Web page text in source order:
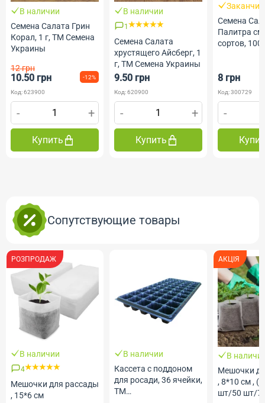
В наличии
Семена Салата Грин
Корал, 1 г, ТМ Семена
Украины
12 грн
10.50 грн -12%
Код: 623900
- +
Купить
В наличии
1
Семена Салата
хрустящего Айсберг, 1
г, ТМ Семена Украины
9.50 грн
Код: 620900
- +
Купить
Семена
Палитра
сортов,
8 грн
Код: 300729
-
Сопутствующие товары
РОЗПРОДАЖ
В наличии
4
Мешочки для рассады
, 15*6 см
В наличии
Кассета с поддоном
для росади, 36 ячейки,
ТМ
АКЦІЯ
В
Мешочки
, 8*10 см ,
шт/50 шт/